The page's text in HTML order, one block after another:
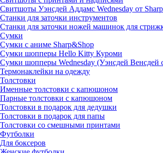
Свитшоты Уэнсдей Аддамс Wednesday от
Станки для заточки инструментов
Станки для заточки ножей машинок для
Сумки
Сумки с аниме Sharp&Shop
Сумки шопперы Hello Kitty Куроми
Сумки шопперы Wednesday (Уэнсдей Венсдей
Термонаклейки на одежду
Толстовки
Именные толстовки с капюшоном
Парные толстовки с капюшоном
Толстовки в подарок для дедушки
Толстовки в подарок для папы
Толстовки со смешными принтами
Футболки
Для боксеров